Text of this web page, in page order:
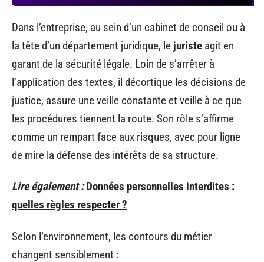
Dans l’entreprise, au sein d’un cabinet de conseil ou à
la tête d’un département juridique, le juriste agit en
garant de la sécurité légale. Loin de s’arrêter à
l’application des textes, il décortique les décisions de
justice, assure une veille constante et veille à ce que
les procédures tiennent la route. Son rôle s’affirme
comme un rempart face aux risques, avec pour ligne
de mire la défense des intérêts de sa structure.
Lire également : Données personnelles interdites :
quelles règles respecter ?
Selon l’environnement, les contours du métier
changent sensiblement :